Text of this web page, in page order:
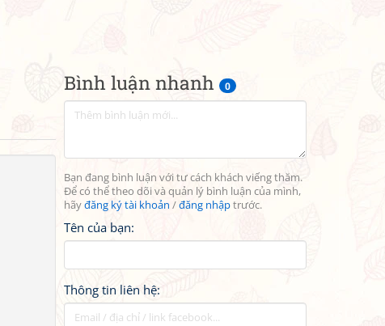
Bình luận nhanh 0
Bạn đang bình luận với tư cách khách viếng thăm.
Để có thể theo dõi và quản lý bình luận của mình,
hãyđăng ký tài khoản /đăng nhậptrước.
Tên của bạn:
Thông tin liên hệ: